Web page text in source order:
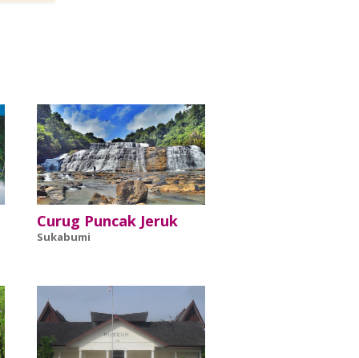
Curug Puncak Jeruk
Sukabumi